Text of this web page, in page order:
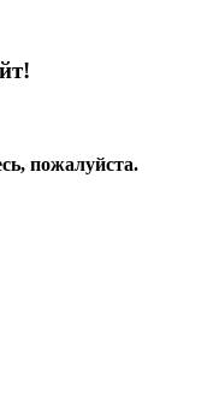
пожалуйста.